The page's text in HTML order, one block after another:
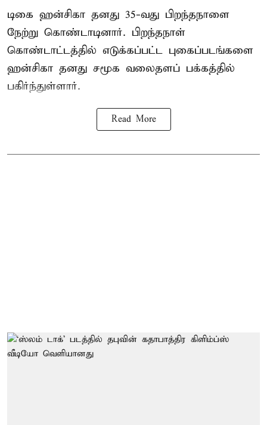
டிகை ஹன்சிகா தனது 35-வது பிறந்தநாளை
நேற்று கொண்டாடினார். பிறந்தநாள்
கொண்டாட்டத்தில் எடுக்கப்பட்ட புகைப்படங்களை
ஹன்சிகா தனது சமூக வலைதளப் பக்கத்தில்
பகிர்ந்துள்ளார்.
Read More